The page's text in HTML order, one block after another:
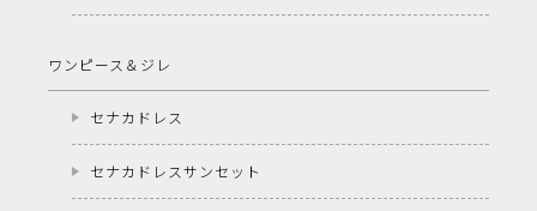
ワンピース＆ジレ
セナカドレス
セナカドレスサンセット